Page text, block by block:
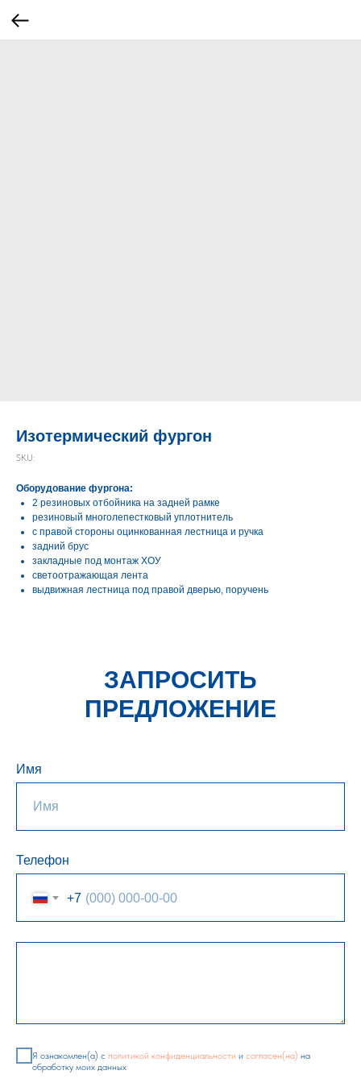
Изотермический фургон
SKU:
Оборудование фургона:
2 резиновых отбойника на задней рамке
резиновый многолепестковый уплотнитель
с правой стороны оцинкованная лестница и ручка
задний брус
закладные под монтаж ХОУ
светоотражающая лента
выдвижная лестница под правой дверью, поручень
ЗАПРОСИТЬ
ПРЕДЛОЖЕНИЕ
Имя
Телефон
+7
Я ознакомлен(а) с политикой конфиденциальности и согласен(на) на
обработку моих данных